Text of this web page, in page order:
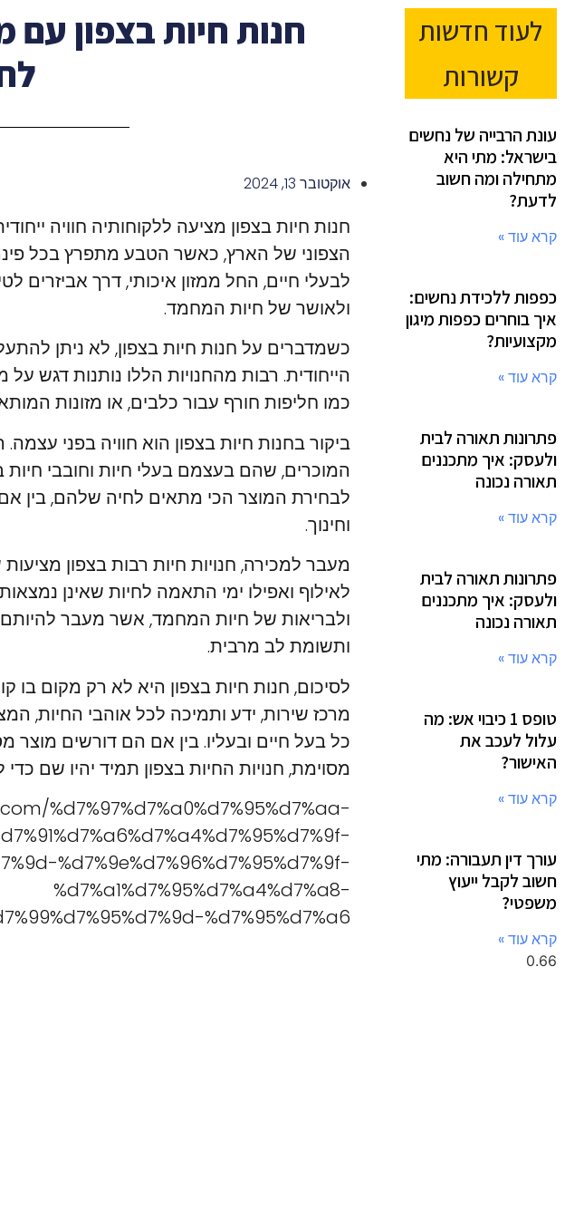
לעוד חדשות
קשורות
עונת הרבייה של נחשים
בישראל: מתי היא
מתחילה ומה חשוב
לדעת?
קרא עוד »
כפפות ללכידת נחשים:
איך בוחרים כפפות מיגון
מקצועיות?
קרא עוד »
פתרונות תאורה לבית
ולעסק: איך מתכננים
תאורה נכונה
קרא עוד »
פתרונות תאורה לבית
ולעסק: איך מתכננים
תאורה נכונה
קרא עוד »
טופס 1 כיבוי אש: מה
עלול לעכב את
האישור?
קרא עוד »
עורך דין תעבורה: מתי
חשוב לקבל ייעוץ
משפטי?
קרא עוד »
חנות חיות בצפון עם
אוקטובר 13, 2024
חנות חיות בצפון מציעה ללקוחותיה חוויה
הצפוני של הארץ, כאשר הטבע מתפרץ בכל
לבעלי חיים, החל ממזון איכותי, דרך אביזרים
ולאושר של חיות המחמד.
כשמדברים על חנות חיות בצפון, לא ניתן
הייחודית. רבות מהחנויות הללו נותנות דגש
כמו חליפות חורף עבור כלבים, או מזונות
ביקור בחנות חיות בצפון הוא חוויה בפני
המוכרים, שהם בעצמם בעלי חיות וחובבי
לבחירת המוצר הכי מתאים לחיה שלהם, בין אם
וחינוך.
מעבר למכירה, חנויות חיות רבות בצפון
לאילוף ואפילו ימי התאמה לחיות שאינן
ולבריאות של חיות המחמד, אשר מעבר
ותשומת לב מרבית.
לסיכום, חנות חיות בצפון היא לא רק מקום
מרכז שירות, ידע ותמיכה לכל אוהבי החיות,
כל בעל חיים ובעליו. בין אם הם דורשים מוצר
מסוימת, חנויות החיות בצפון תמיד יהיו שם
%d7%97%d7%a0%d7%95%d7%aa-
%d7%9e%d7%96%d7%95%d7%9f-
%d7%a1%d7%95%d7%a4%d7%a8-
%d7%95%d7%a6/